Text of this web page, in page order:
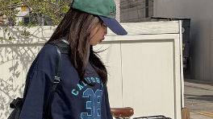
COMMUNITY
ALL
익스클루시브